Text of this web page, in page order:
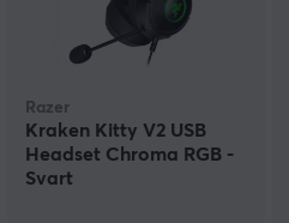
Razer
Kraken Kitty V2 USB
Headset Chroma RGB -
Svart